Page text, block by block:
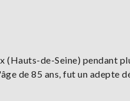
de-Seine) pendant
de 85 ans, fut un adepte